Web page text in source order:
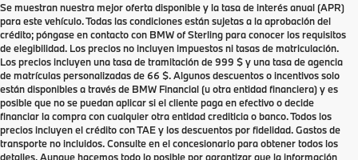
Se muestran nuestra mejor oferta disponible y la tasa de interés anual (APR)
para este vehículo. Todas las condiciones están sujetas a la aprobación del
crédito; póngase en contacto con BMW of Sterling para conocer los requisitos
de elegibilidad. Los precios no incluyen impuestos ni tasas de matriculación.
Los precios incluyen una tasa de tramitación de 999 $ y una tasa de agencia
de matrículas personalizadas de 66 $. Algunos descuentos o incentivos solo
están disponibles a través de BMW Financial (u otra entidad financiera) y es
posible que no se puedan aplicar si el cliente paga en efectivo o decide
financiar la compra con cualquier otra entidad crediticia o banco. Todos los
precios incluyen el crédito con TAE y los descuentos por fidelidad. Gastos de
transporte no incluidos. Consulte en el concesionario para obtener todos los
detalles. Aunque hacemos todo lo posible por garantizar que la información